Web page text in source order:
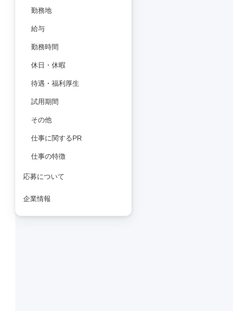
勤務地
給与
勤務時間
休日・休暇
待遇・福利厚生
試用期間
その他
仕事に関するPR
仕事の特徴
応募について
企業情報